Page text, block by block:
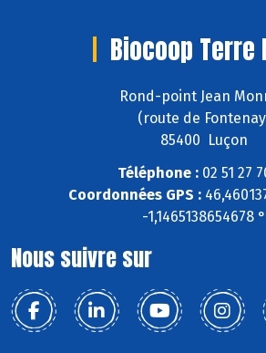
Biocoop Terre
Rond-point Jean
(route de
85400 Luçon
Téléphone :02 51 27
Coordonnées GPS :
-1,1465138654678 °
Nous suivre sur